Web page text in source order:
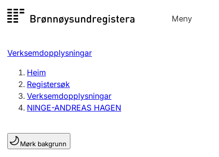
til
Meny
Registersøk
Aksjeselskap
Enkeltpersonføretak
Registrere, endre, slette
Lag og foreining
Verksemdopplysningar
Heim
Registersøk
Verksemdopplysningar
NINGE-ANDREAS HAGEN
Mørk bakgrunn